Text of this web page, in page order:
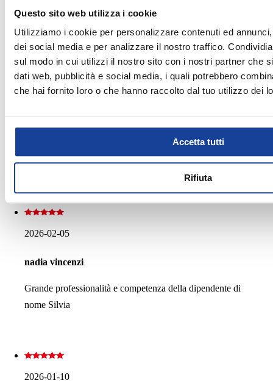
Questo sito web utilizza i cookie
Utilizziamo i cookie per personalizzare contenuti ed
dei social media e per analizzare il nostro traffico.
sul modo in cui utilizzi il nostro sito con i nostri partner che
dati web, pubblicità e social media, i quali potrebbero
che hai fornito loro o che hanno raccolto dal tuo utilizzo dei
Accetta tutti
Rifiuta
2026-02-08
Un negozio dove il personale è gentile e ti assiste
consigliandoti con scrupolo il prodotto, mettiamoci pure
la simpatia! Grazie Silvia
2026-02-05
nadia vincenzi
Grande professionalità e competenza della dipendente di
nome Silvia
2026-01-10